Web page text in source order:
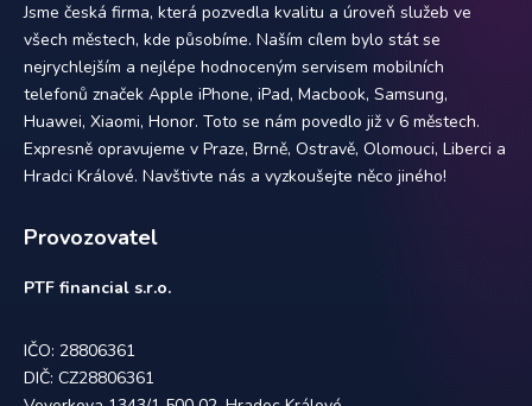
Jsme česká firma, která pozvedla kvalitu a úroveň služeb ve
všech městech, kde působíme. Naším cílem bylo stát se
nejrychlejším a nejlépe hodnoceným servisem mobilních
telefonů značek Apple iPhone, iPad, Macbook, Samsung,
Huawei, Xiaomi, Honor. Toto se nám povedlo již v 6 městech.
Expresně opravujeme v Praze, Brně, Ostravě, Olomouci, Liberci a
Hradci Králové. Navštivte nás a vyzkoušejte něco jiného!
Provozovatel
PTF financial s.r.o.
IČO: 28806361
DIČ: CZ28806361